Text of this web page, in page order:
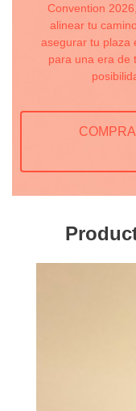
Convention
alinear tu
asegurar tu plaza
para una era de